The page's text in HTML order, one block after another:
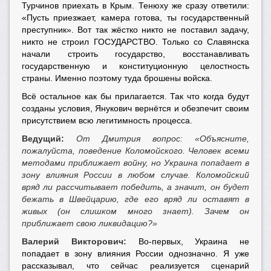
Турчинов приехать в Крым. Тенюху же сразу ответили:
«Пусть приезжает, камера готова, ты государственный
преступник». Вот так жёстко никто не поставил задачу,
никто не строил ГОСУДАРСТВО. Только со Славянска
начали строить государство, восстанавливать
государственную и конституционную целостность
страны. Именно поэтому туда брошены войска.
Всё остальное как бы прилагается. Так что когда будут
созданы условия, Янукович вернётся и обезпечит своим
присутствием всю легитимность процесса.
Ведущий:
От Дмитрия вопрос: «Объясните,
пожалуйста, поведение Коломойского. Человек всеми
методами приближает войну, но Украина попадает в
зону влияния России в любом случае. Коломойский
вряд ли рассчитывает победить, а значит, он будет
бежать в Швейцарию, где его вряд ли оставят в
живых (он слишком много знает). Зачем он
приближает свою ликвидацию?»
Валерий Викторович: Во-первых, Украина не
попадает в зону влияния России однозначно. Я уже
рассказывал, что сейчас реализуется сценарий